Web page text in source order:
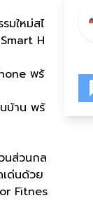
มใหม่สไ
H
พร้
บ้าน พร้
นส่วนกล
ด่นด้วย
Fitnes